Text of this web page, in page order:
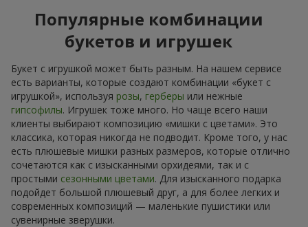
Популярные комбинации
букетов и игрушек
Букет с игрушкой может быть разным. На нашем сервисе
есть варианты, которые создают комбинации «букет с
игрушкой», используя розы, герберы или нежные
гипсофилы. Игрушек тоже много. Но чаще всего наши
клиенты выбирают композицию «мишки с цветами». Это
классика, которая никогда не подводит. Кроме того, у нас
есть плюшевые мишки разных размеров, которые отлично
сочетаются как с изысканными орхидеями, так и с
простыми сезонными цветами. Для изысканного подарка
подойдет большой плюшевый друг, а для более легких и
современных композиций — маленькие пушистики или
сувенирные зверушки.